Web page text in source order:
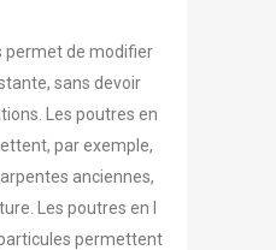
permet de modifier
sans devoir
Les poutres en
par exemple,
anciennes,
Les poutres en I
permettent